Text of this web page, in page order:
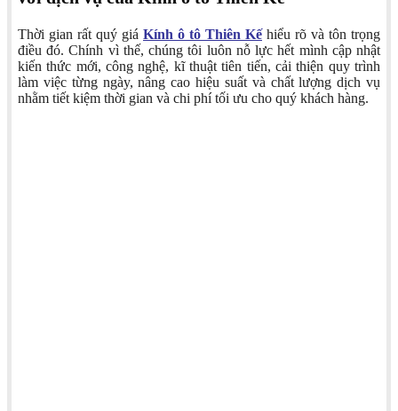
Thời gian rất quý giá Kính ô tô Thiên Kếhiểu rõ và tôn trọng
điều đó. Chính vì thế, chúng tôi luôn nỗ lực hết mình cập nhật
kiến thức mới, công nghệ, kĩ thuật tiên tiến, cải thiện quy trình
làm việc từng ngày, nâng cao hiệu suất và chất lượng dịch vụ
nhằm tiết kiệm thời gian và chi phí tối ưu cho quý khách hàng.